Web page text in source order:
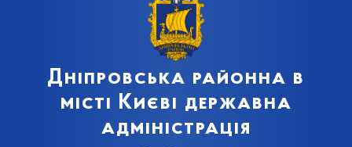
Дніпровська районна в
місті Києві державна
адміністрація